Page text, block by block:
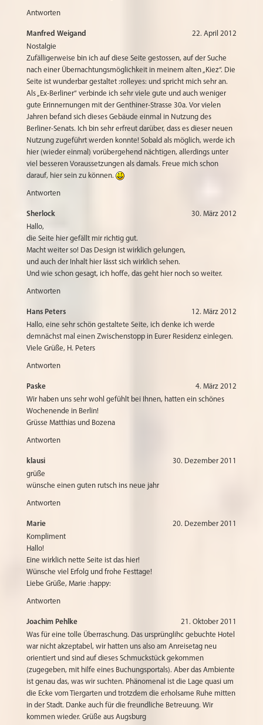
Antworten
Manfred Weigand
22. April 2012
Nostalgie
Zufälligerweise bin ich auf diese Seite gestossen, auf der Suche
nach einer Übernachtungsmöglichkeit in meinem alten „Kiez“. Die
Seite ist wunderbar gestaltet :rolleyes: und spricht mich sehr an.
Als „Ex-Berliner“ verbinde ich sehr viele gute und auch weniger
gute Erinnernungen mit der Genthiner-Strasse 30a. Vor vielen
Jahren befand sich dieses Gebäude einmal in Nutzung des
Berliner-Senats. Ich bin sehr erfreut darüber, dass es dieser neuen
Nutzung zugeführt werden konnte! Sobald als möglich, werde ich
hier (wieder einmal) vorübergehend nächtigen, allerdings unter
viel besseren Voraussetzungen als damals. Freue mich schon
darauf, hier sein zu können.
Antworten
Sherlock
30. März 2012
Hallo,
die Seite hier gefällt mir richtig gut.
Macht weiter so! Das Design ist wirklich gelungen,
und auch der Inhalt hier lässt sich wirklich sehen.
Und wie schon gesagt, ich hoffe, das geht hier noch so weiter.
Antworten
Hans Peters
12. März 2012
Hallo, eine sehr schön gestaltete Seite, ich denke ich werde
demnächst mal einen Zwischenstopp in Eurer Residenz einlegen.
Viele Grüße, H. Peters
Antworten
Paske
4. März 2012
Wir haben uns sehr wohl gefühlt bei Ihnen, hatten ein schönes
Wochenende in Berlin!
Grüsse Matthias und Bozena
Antworten
klausi
30. Dezember 2011
grüße
wünsche einen guten rutsch ins neue jahr
Antworten
Marie
20. Dezember 2011
Kompliment
Hallo!
Eine wirklich nette Seite ist das hier!
Wünsche viel Erfolg und frohe Festtage!
Liebe Grüße, Marie :happy:
Antworten
Joachim Pehlke
21. Oktober 2011
Was für eine tolle Überraschung. Das ursprünglihc gebuchte Hotel
war nicht akzeptabel, wir hatten uns also am Anreisetag neu
orientiert und sind auf dieses Schmuckstück gekommen
(zugegeben, mit hilfe eines Buchungsportals). Aber das Ambiente
ist genau das, was wir suchten. Phänomenal ist die Lage quasi um
die Ecke vom Tiergarten und trotzdem die erholsame Ruhe mitten
in der Stadt. Danke auch für die freundliche Betreuung. Wir
kommen wieder. Grüße aus Augsburg